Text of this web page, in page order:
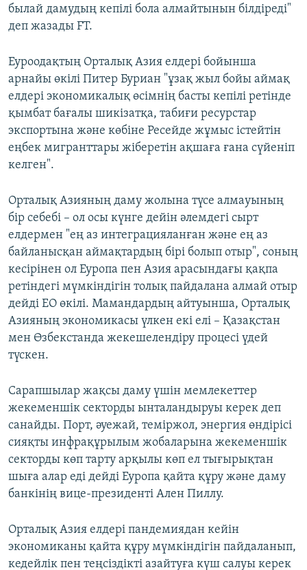
былай дамудың кепілі бола алмайтынын білдіреді"
деп жазады FT.
Еуроодақтың Орталық Азия елдері бойынша
арнайы өкілі Питер Буриан "ұзақ жыл бойы аймақ
елдері экономикалық өсімнің басты кепілі ретінде
қымбат бағалы шикізатқа, табиғи ресурстар
экспортына және көбіне Ресейде жұмыс істейтін
еңбек мигранттары жіберетін ақшаға ғана сүйеніп
келген".
Орталық Азияның даму жолына түсе алмауының
бір себебі – ол осы күнге дейін әлемдегі сырт
елдермен "ең аз интеграцияланған және ең аз
байланысқан аймақтардың бірі болып отыр", соның
кесірінен ол Еуропа пен Азия арасындағы қақпа
ретіндегі мүмкіндігін толық пайдалана алмай отыр
дейді ЕО өкілі. Мамандардың айтуынша, Орталық
Азияның экономикасы үлкен екі елі – Қазақстан
мен Өзбекстанда жекешелендіру процесі үдей
түскен.
Сарапшылар жақсы даму үшін мемлекеттер
жекеменшік секторды ынталандыруы керек деп
санайды. Порт, әуежай, теміржол, энергия өндірісі
сияқты инфрақұрылым жобаларына жекеменшік
секторды көп тарту арқылы көп ел тығырықтан
шыға алар еді дейді Еуропа қайта құру және даму
банкінің вице-президенті Ален Пиллу.
Орталық Азия елдері пандемиядан кейін
экономиканы қайта құру мүмкіндігін пайдаланып,
кедейлік пен теңсіздікті азайтуға күш салуы керек